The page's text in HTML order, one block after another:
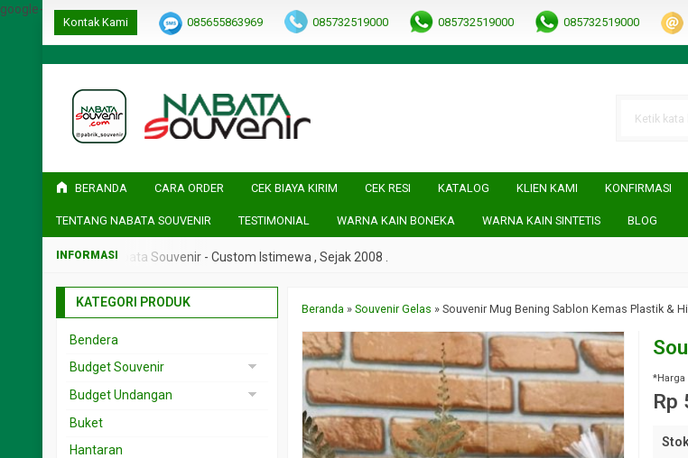
google-site-verification=ulGFAYaRwT3xFs4fCyDEYtZPCSlyYvbOPvhRRObUW-A
Kontak Kami 085655863969 085732519000 085732519000 085732519000
BERANDA CARA ORDER CEK BIAYA KIRIM CEK RESI KATALOG KLIEN KAMI KONFIRMASI
TENTANG NABATA SOUVENIR TESTIMONIAL WARNA KAIN BONEKA WARNA KAIN SINTETIS BLOG
Nabata Souvenir - Custom Istimewa , Sejak 2008 .
Beranda »Souvenir Gelas »Souvenir Mug Bening Sablon Kemas Plastik &
Rp
Stok
KATEGORI PRODUK
Bendera
Budget Souvenir
Souvenir < 5rb
Souvenir 15.001 < 25 rb
Souvenir 25.001 < 50 rb
Budget Undangan
Undangan 1rb – 2rb
Undangan 2.001- 3rb
Buket
Hantaran